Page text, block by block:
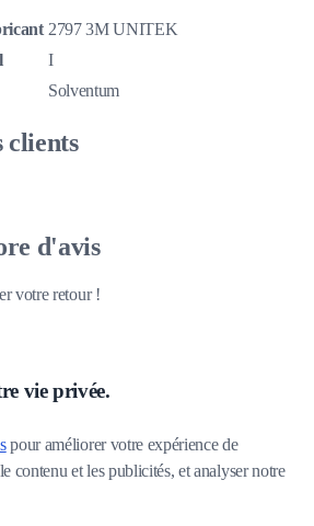
2797 3M UNITEK
I
Solventum
clients
d'avis
votre retour !
vie privée.
pour améliorer votre expérience de
contenu et les publicités, et analyser notre